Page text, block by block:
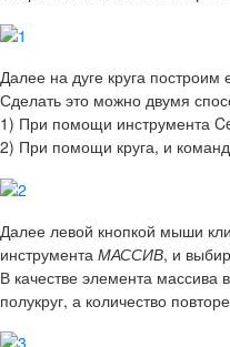
Далее на дуге круга
Сделать это можно двумя
1) При помощи инструмента
2) При помощи круга, и
Далее левой кнопкой мыши
инструмента МАССИВ, и
В качестве элемента
полукруг, а количество